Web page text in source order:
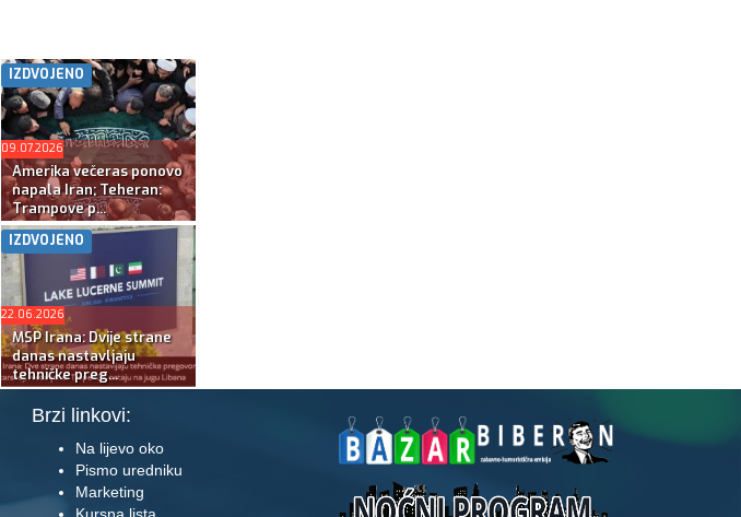
IZDVOJENO
09.07.2026
Amerika večeras ponovo
napala Iran; Teheran:
Trampove p...
IZDVOJENO
22.06.2026
MSP Irana: Dvije strane
danas nastavljaju
tehničke preg...
Brzi linkovi:
Na lijevo oko
Pismo uredniku
Marketing
Kursna lista